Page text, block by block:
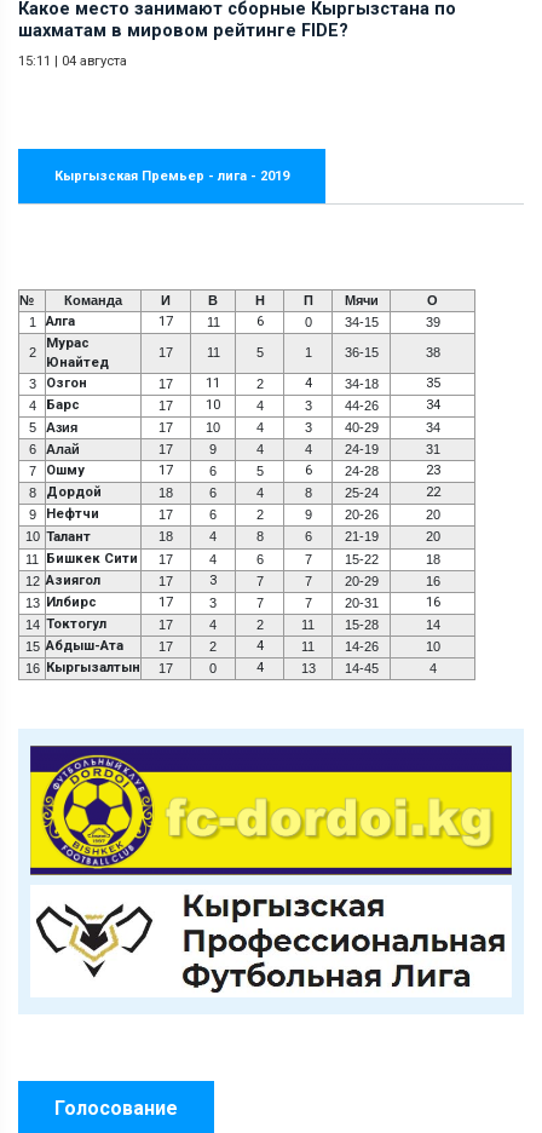
Какое место занимают сборные Кыргызстана по
шахматам в мировом рейтинге FIDE?
15:11 | 04 августа
Кыргызская Премьер - лига - 2019
№ Команда И В Н П Мячи
О
1
Алга 17 11 6 0 34-15 39
2
Мурас
Юнайтед
17 11 5 1 36-15 38
3 Озгон 17 11 2 4 34-18 35
4 Барс 17 10 4 3 44-26 34
5 Азия 17 10 4 3 40-29
34
6
Алай 17 9 4 4 24-19
31
7
Ошму 17 6 5 6 24-28 23
8 Дордой 18 6 4 8 25-24 22
9 Нефтчи 17 6 2 9 20-26
20
10 Талант 18 4 8 6 21-19
20
11
Бишкек Сити 17 4 6 7 15-22
18
12 Азиягол 17 3 7 7 20-29
16
13 Илбирс 17 3 7 7 20-31 16
14 Токтогул 17 4 2 11 15-28
14
15 Абдыш-Ата 17 2 4 11 14-26
10
16 Кыргызалтын 17 0 4 13 14-45 4
Голосование